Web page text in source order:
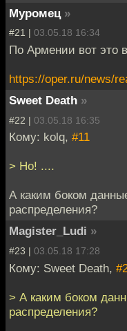
Муромец »
#21 | 03.05.18 16:34
По Армении вот это
https://oper.ru/news/
Sweet Death »
#22 | 03.05.18 16:35
Кому: kolq, #11
> Но! ....
А каким боком
распределения?
Magister_Ludi »
#23 | 03.05.18 17:28
Кому: Sweet Death,
> А каким боком
распределения?